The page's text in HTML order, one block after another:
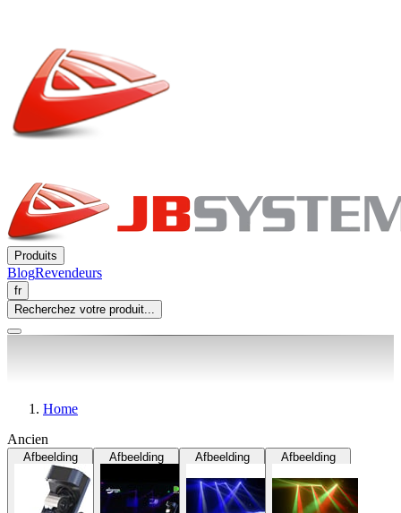
Produits
BlogRevendeurs
fr
Recherchez votre produit...
Home
Ancien
Afbeelding Afbeelding Afbeelding Afbeelding